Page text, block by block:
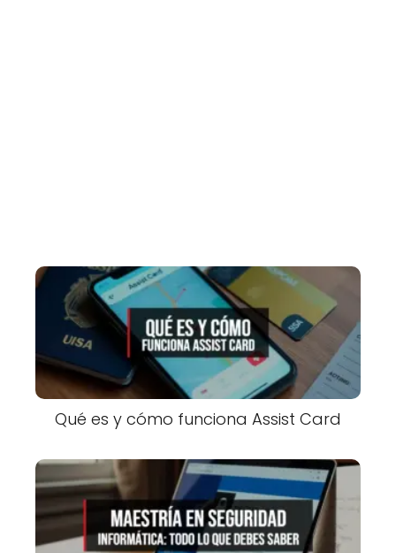
Qué es y cómo funciona Assist Card